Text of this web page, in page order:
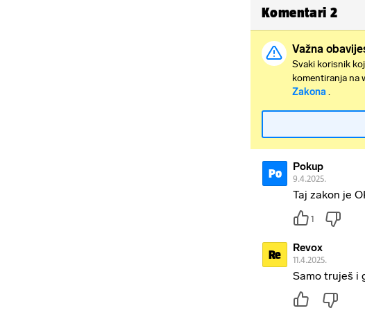
Komentari 2
Važna
Svaki korisnik
komentiranja na
Zakona .
Po Pokup
9.4.2025.
Taj zakon je
1
Re Revox
11.4.2025.
Samo truješ i